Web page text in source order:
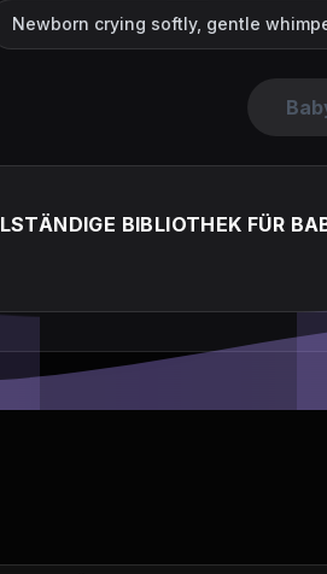
Newborn crying softly, gentle
BIBLIOTHEK FÜR